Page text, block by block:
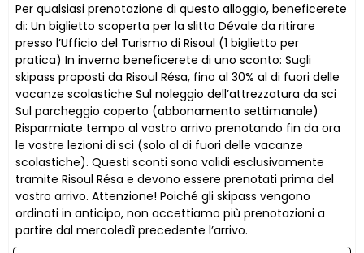
Per qualsiasi prenotazione di questo alloggio, beneficerete
di: Un biglietto scoperta per la slitta Dévale da ritirare
presso l’Ufficio del Turismo di Risoul (1 biglietto per
pratica) In inverno beneficerete di uno sconto: Sugli
skipass proposti da Risoul Résa, fino al 30% al di fuori delle
vacanze scolastiche Sul noleggio dell’attrezzatura da sci
Sul parcheggio coperto (abbonamento settimanale)
Risparmiate tempo al vostro arrivo prenotando fin da ora
le vostre lezioni di sci (solo al di fuori delle vacanze
scolastiche). Questi sconti sono validi esclusivamente
tramite Risoul Résa e devono essere prenotati prima del
vostro arrivo. Attenzione! Poiché gli skipass vengono
ordinati in anticipo, non accettiamo più prenotazioni a
partire dal mercoledì precedente l’arrivo.